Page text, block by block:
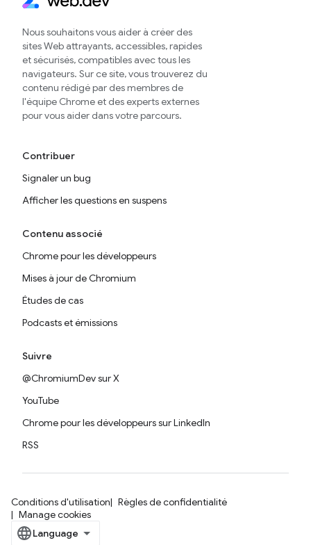
Nous souhaitons vous aider à créer des
sites Web attrayants, accessibles, rapides
et sécurisés, compatibles avec tous les
navigateurs. Sur ce site, vous trouverez du
contenu rédigé par des membres de
l'équipe Chrome et des experts externes
pour vous aider dans votre parcours.
Contribuer
Signaler un bug
Afficher les questions en suspens
Contenu associé
Chrome pour les développeurs
Mises à jour de Chromium
Études de cas
Podcasts et émissions
Suivre
@ChromiumDev sur X
YouTube
Chrome pour les développeurs sur LinkedIn
RSS
Conditions d'utilisation
Règles de confidentialité
Manage cookies